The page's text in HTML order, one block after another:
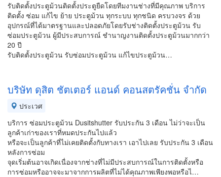
รับติดตั้งประตูม้วนติดตั้งประตูยืดโดยทีมงานช่างที่มีคุณภาพ บริการ
ติดตั้ง ซ่อม แก้ไข ย้าย ประตูม้วน ทุกระบบ ทุกชนิด ครบวงจร ด้วย
อุปกรณ์ที่ได้มาตรฐานและปลอดภัยโดยรับช่างติดตั้งประตูม้วน รับ
ซ่อมประตูม้วน ผู้มีประสบการณ์ ชำนาญงานติดตั้งประตูม้วนมากกว่า
20 ปี
รับติดตั้งประตูม้วน รับซ่อมประตูม้วน แก้ไขประตูม้วน…
บริษัท ดุสิต ชัตเตอร์ แอนด์ คอนสตรัคชั่น จํากัด
ประเวศ
บริการ ซ่อมประตูม้วน Dusitshutter รับประกัน 3 เดือน ไม่ว่าจะเป็น
ลูกค้าเก่าของเราที่หมดประกันไปแล้ว
หรือจะเป็นลูกค้าที่ไม่เคยติดตั้งกับทางเรา เอาไปเลย รับประกัน 3 เดือน
หลังการซ่อม
จุดเริ่มต้นอาจเกิดเนื่องจากช่างที่ไม่มีประสบการณ์ในการติดตั้งหรือ
การซ่อมหรืออาจจะมาจากการผลิตที่ไม่ได้คุณภาพเพียงพอหรือไ…